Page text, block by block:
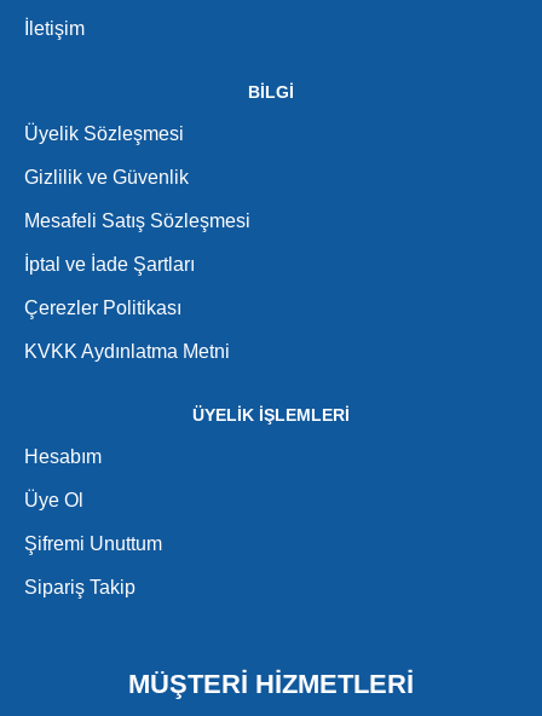
İletişim
BİLGİ
Üyelik Sözleşmesi
Gizlilik ve Güvenlik
Mesafeli Satış Sözleşmesi
İptal ve İade Şartları
Çerezler Politikası
KVKK Aydınlatma Metni
ÜYELİK İŞLEMLERİ
Hesabım
Üye Ol
Şifremi Unuttum
Sipariş Takip
MÜŞTERİ HİZMETLERİ